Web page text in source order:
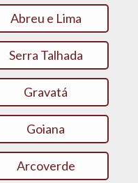
Abreu e Lima
Serra Talhada
Gravatá
Goiana
Arcoverde